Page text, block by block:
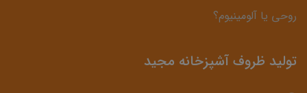
روحی یا آلومینیوم؟
تولید ظروف آشپزخانه مجید